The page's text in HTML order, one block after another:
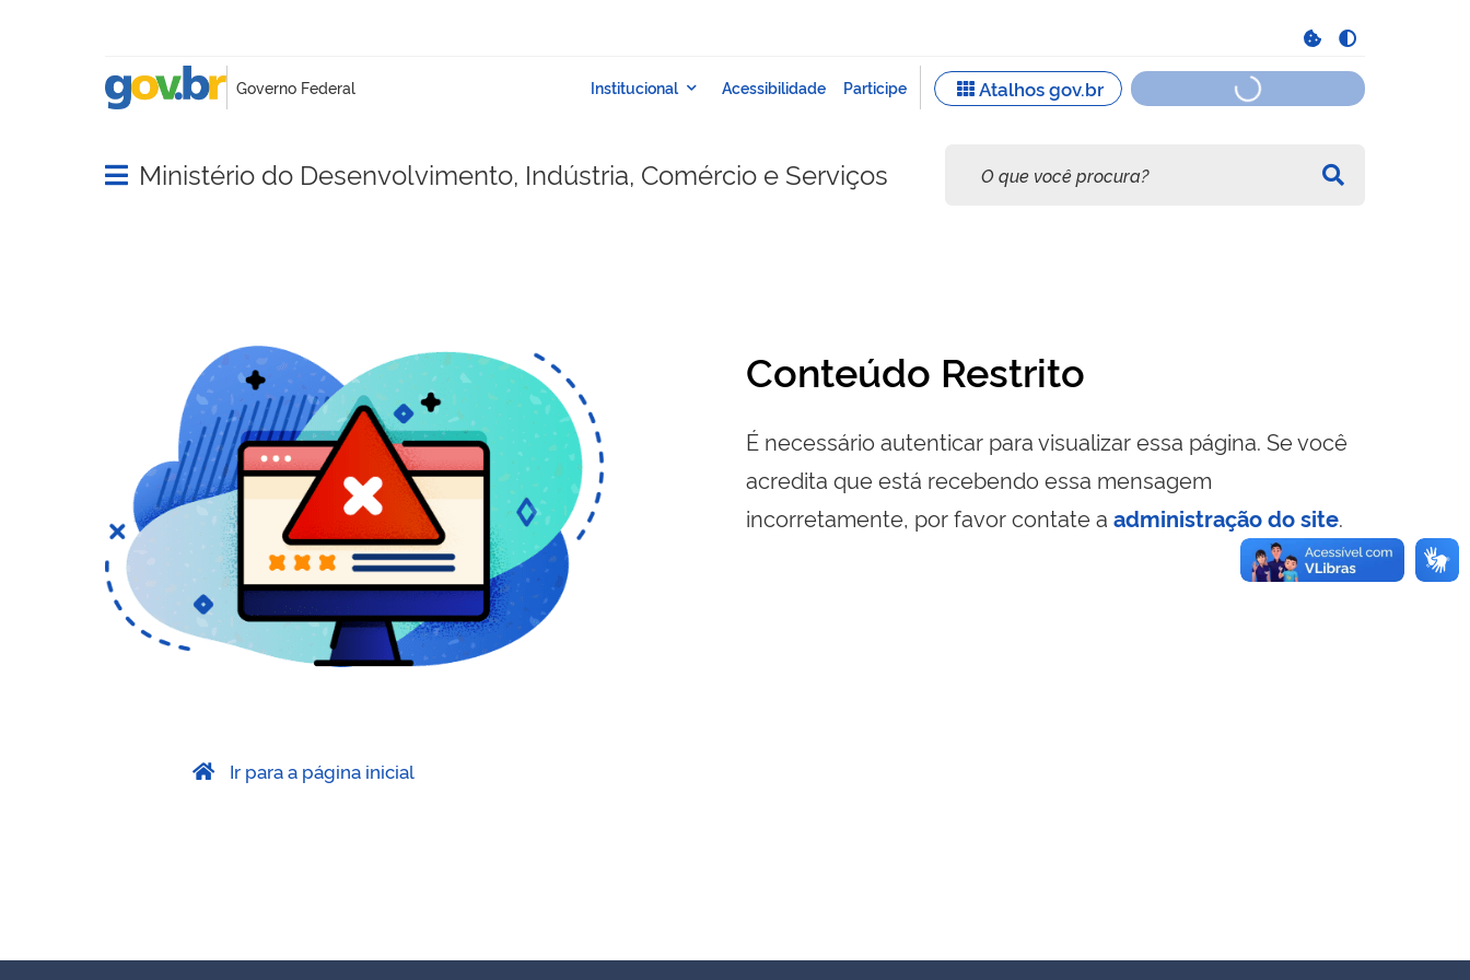
Abrir menu principal de navegação
Ministério do Desenvolvimento, Indústria, Comércio e Serviços
Conteúdo Restrito
É necessário autenticar para visualizar essa página. Se você
acredita que está recebendo essa mensagem
incorretamente, por favor contate a administração do site.
Ir para a página inicial